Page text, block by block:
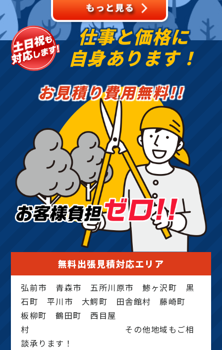
仕事と価格に
自身あります！
お見積り費用無料!!
無料出張見積対応エリア
弘前市 青森市 五所川原市 鯵ヶ沢町 黒
石町 平川市 大鰐町 田舎館村 藤崎町
板柳町 鶴田町 西目屋
村 その他地域もご相
談承ります！